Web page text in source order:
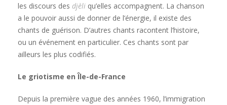
les discours des djèli qu’elles accompagnent. La chanson
a le pouvoir aussi de donner de l’énergie, il existe des
chants de guérison. D’autres chants racontent l’histoire,
ou un événement en particulier. Ces chants sont par
ailleurs les plus codifiés.
Le griotisme en Île-de-France
Depuis la première vague des années 1960, l’immigration